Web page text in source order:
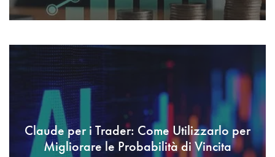
Claude per i Trader: Come Utilizzarlo per
Migliorare le Probabilità di Vincita